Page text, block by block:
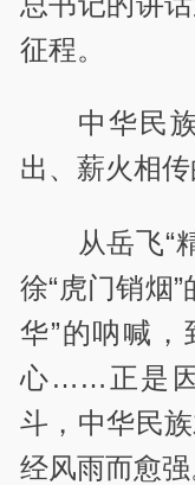
征程。
中华民
出、薪火相传
从岳飞“
徐“虎门销烟
华”的呐喊，
心……正是因
斗，中华民
经风雨而愈强